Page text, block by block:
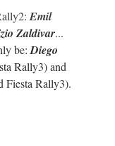
Emil
Zaldivar...
be: Diego
Rally3) and
Fiesta Rally3).